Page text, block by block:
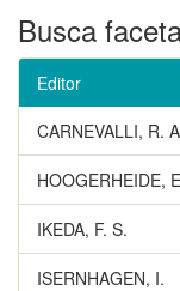
Busca
Editor
CARNEVALLI, R.
HOOGERHEIDE,
IKEDA, F. S.
ISERNHAGEN, I.